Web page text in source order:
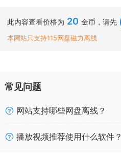
此内容查看价格为 20 金币，请先
本网站只支持115网盘磁力离线
常见问题
网站支持哪些网盘离线？
播放视频推荐使用什么软件？